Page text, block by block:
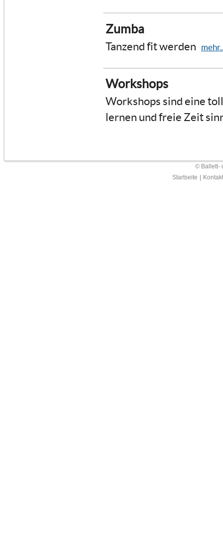
Zumba
Tanzend fit werden
Workshops
Workshops sind eine
lernen und freie Zeit
© Ballett-
Startseite
Kontakt